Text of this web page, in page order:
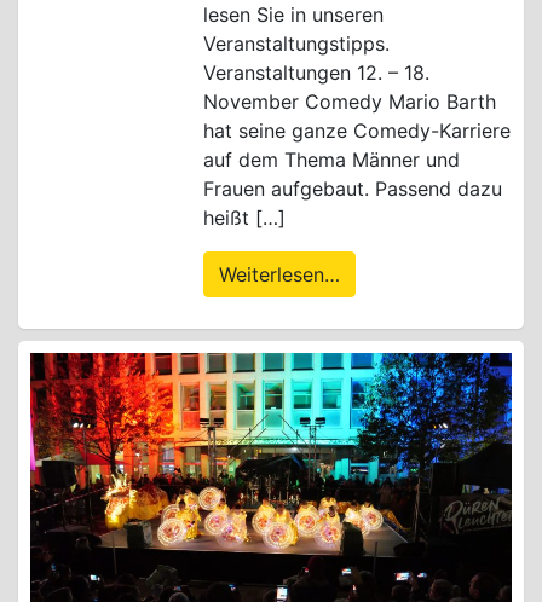
lesen Sie in unseren
Veranstaltungstipps.
Veranstaltungen 12. – 18.
November Comedy Mario Barth
hat seine ganze Comedy-Karriere
auf dem Thema Männer und
Frauen aufgebaut. Passend dazu
heißt […]
Weiterlesen…